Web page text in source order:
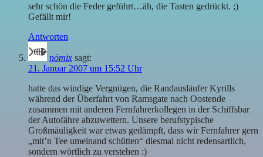
sehr schön die Feder geführt…äh, die Tasten gedrückt. ;)
Gefällt mir!
Antworten
nömix sagt:
21. Januar 2007 um 15:52 Uhr
hatte das windige Vergnügen, die Randausläufer Kyrills
während der Überfahrt von Ramsgate nach Oostende
zusammen mit anderen Fernfahrerkollegen in der Schiffsbar
der Autofähre abzuwettern. Unsere berufstypische
Großmäuligkeit war etwas gedämpft, dass wir Fernfahrer gern
„mit’n Tee umeinand schütten“ diesmal nicht redensartlich,
sondern wörtlich zu verstehen :)